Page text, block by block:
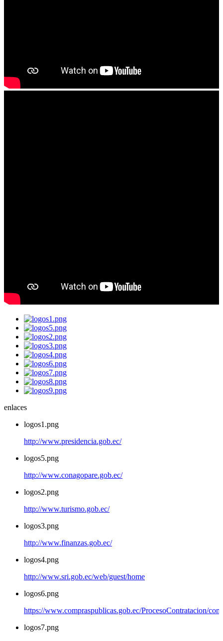
enlaces
logos1.png
http://www.presidencia.gob.ec/
logos5.png
http://www.conagopare.gob.ec/
logos2.png
http://www.turismo.gob.ec/
logos3.png
http://www.finanzas.gob.ec/
logos4.png
http://www.sri.gob.ec/web/guest/home
logos6.png
https://www.compraspublicas.gob.ec/ProcesoContratacion/
logos7.png